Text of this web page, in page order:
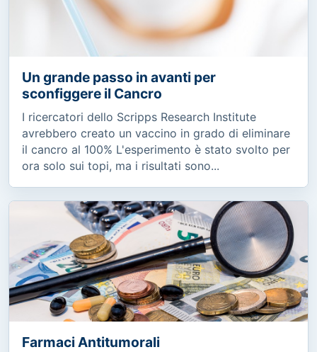
Un grande passo in avanti per
sconfiggere il Cancro
I ricercatori dello Scripps Research Institute
avrebbero creato un vaccino in grado di eliminare
il cancro al 100% L'esperimento è stato svolto per
ora solo sui topi, ma i risultati sono...
Farmaci Antitumorali